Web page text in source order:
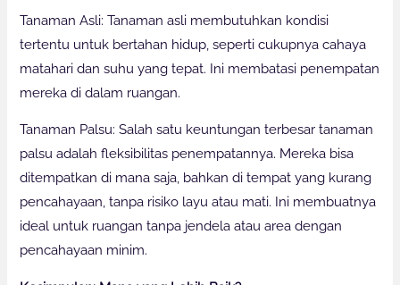
Tanaman Asli: Tanaman asli membutuhkan kondisi
tertentu untuk bertahan hidup, seperti cukupnya cahaya
matahari dan suhu yang tepat. Ini membatasi penempatan
mereka di dalam ruangan.
Tanaman Palsu: Salah satu keuntungan terbesar tanaman
palsu adalah fleksibilitas penempatannya. Mereka bisa
ditempatkan di mana saja, bahkan di tempat yang kurang
pencahayaan, tanpa risiko layu atau mati. Ini membuatnya
ideal untuk ruangan tanpa jendela atau area dengan
pencahayaan minim.